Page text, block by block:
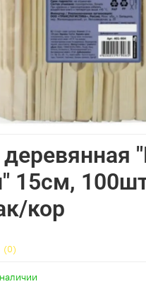
(0)
15см,
кор